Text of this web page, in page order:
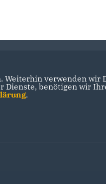
Weiterhin verwenden
Dienste, benötigen wir
.